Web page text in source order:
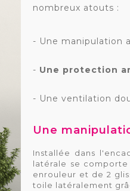
nombreux atouts :
- Une manipulation
- Une protection
- Une ventilation
Une
Installée dans
latérale se
enrouleur et de 2
toile latéralement